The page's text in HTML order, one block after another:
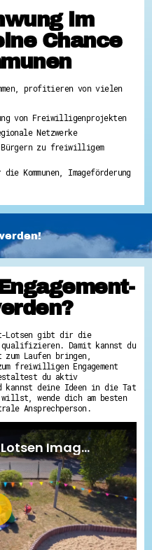
im
Chance
profitieren von vielen
von Freiwilligenprojekten
Netzwerke
Bürgern zu freiwilligem
Kommunen, Imageförderung
Lotsen gibt dir die
Damit kannst du
Laufen bringen,
freiwilligen Engagement
du aktiv
kannst deine Ideen in die Tat
willst, wende dich am besten
Ansprechperson.